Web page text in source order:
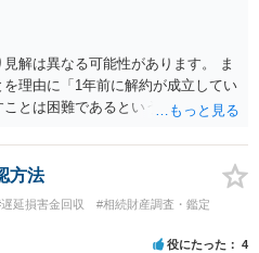
解は異なる可能性があります。 ま
理由に「1年前に解約が成立してい
とは困難であるというのが私の見
ていません。また、多くの法人向
面提出など）が厳格に定められて
では有効な解約と認められない可能
上、何も対応せずに放置すると、
法人の口座などを差し押さえられ
方法
延損害金回収
#相続財産調査・鑑定
役にたった 4